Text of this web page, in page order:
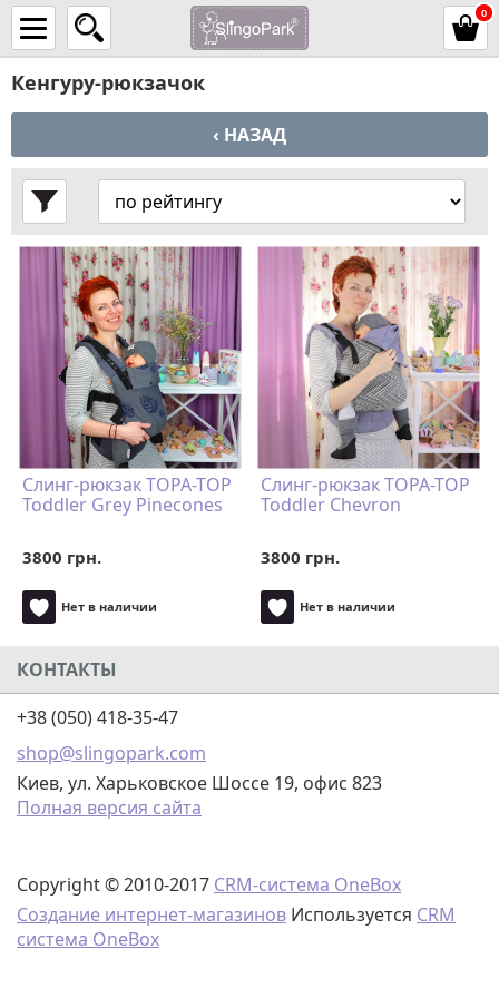
0
Кенгуру-рюкзачок
‹ НАЗАД
Слинг-рюкзак TOPA-TOP
Toddler Grey Pinecones
3800 грн.
Нет в наличии
Слинг-рюкзак TOPA-TOP
Toddler Chevron
3800 грн.
Нет в наличии
КОНТАКТЫ
+38 (050) 418-35-47
shop@slingopark.com
Киев, ул. Харьковское Шоссе 19, офис 823
Полная версия сайта
Copyright © 2010-2017 CRM-система OneBox
Создание интернет-магазинов Используется CRM
система OneBox